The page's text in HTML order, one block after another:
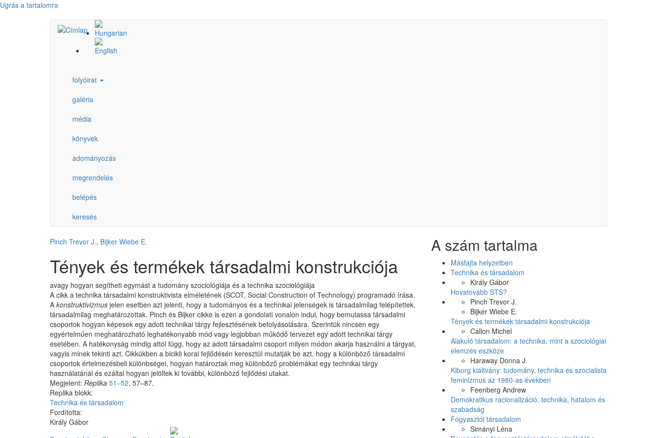
Ugrás a tartalomra
folyóirat
galéria
média
könyvek
adományozás
megrendelés
belépés
keresés
Pinch Trevor J., Bijker Wiebe E.
Tények és termékek társadalmi konstrukciója
avagy hogyan segítheti egymást a tudomány szociológiája és a technika szociológiája
A cikk a technika társadalmi konstruktivista elméletének (SCOT, Social Construction of Technology) programadó írása.
A konstruktivizmus jelen esetben azt jelenti, hogy a tudományos és a technikai jelenségek is társadalmilag felépítettek,
társadalmilag meghatározottak. Pinch és Bijker cikke is ezen a gondolati vonalon indul, hogy bemutassa társadalmi
csoportok hogyan képesek egy adott technikai tárgy fejlesztésének befolyásolására. Szerintük nincsen egy
egyértelműen meghatározható leghatékonyabb mód vagy legjobban működő tervezet egy adott technikai tárgy
esetében. A hatékonyság mindig attól függ, hogy az adott társadalmi csoport milyen módon akarja használni a tárgyat,
vagyis minek tekinti azt. Cikkükben a bicikli korai fejlődésén keresztül mutatják be azt, hogy a különböző társadalmi
csoportok értelmezésbeli különbségei, hogyan határoztak meg különböző problémákat egy technikai tárgy
használatánál és ezáltal hogyan jelöltek ki további, különböző fejlődési utakat.
Megjelent: Replika 51–52, 57–87.
Replika blokk:
Technika és társadalom
Fordította:
Király Gábor
A szám tartalma
Másfajta helyzetben
Technika és társadalom
Király Gábor
Hovatovább STS?
Pinch Trevor J.
Bijker Wiebe E.
Tények és termékek társadalmi konstrukciója
Callon Michel
Alakuló társadalom: a technika, mint a szociológiai
elemzés eszköze
Haraway Donna J.
Kiborg kiáltvány: tudomány, technika és szocialista
feminizmus az 1980-as években
Feenberg Andrew
Demokratikus racionalizáció: technika, hatalom és
szabadság
Fogyasztói társadalom
Simányi Léna